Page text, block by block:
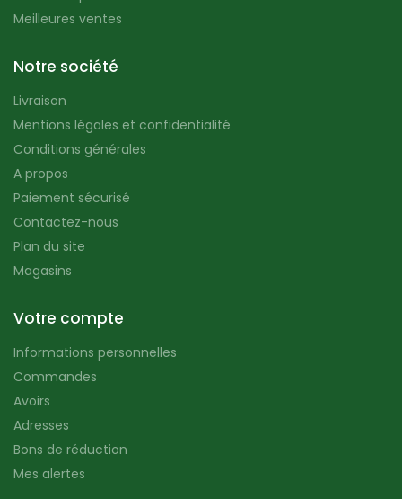
Meilleures ventes
Notre société
Livraison
Mentions légales et confidentialité
Conditions générales
A propos
Paiement sécurisé
Contactez-nous
Plan du site
Magasins
Votre compte
Informations personnelles
Commandes
Avoirs
Adresses
Bons de réduction
Mes alertes